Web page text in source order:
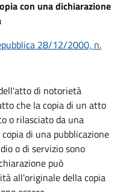
con una dichiarazione
28/12/2000, n.
di notorietà
che la copia di un atto
o rilasciato da una
di una pubblicazione
o di servizio sono
può
all'originale della copia